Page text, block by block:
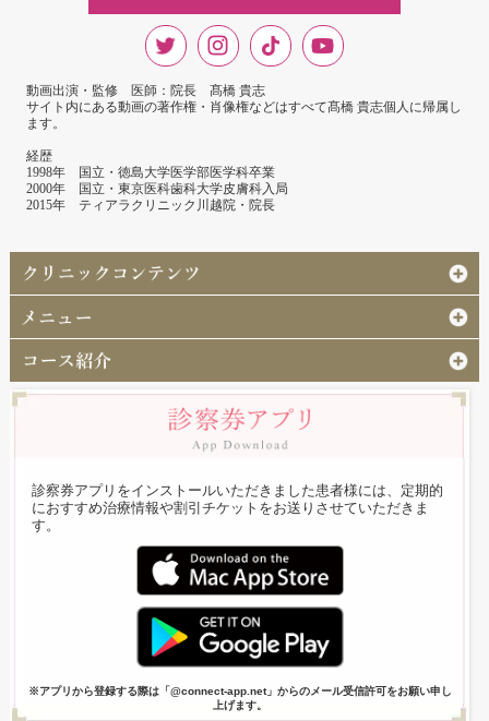
動画出演・監修 医師：院長 髙橋 貴志
サイト内にある動画の著作権・肖像権などはすべて髙橋 貴志個人に帰属し
ます。
経歴
1998年 国立・徳島大学医学部医学科卒業
2000年 国立・東京医科歯科大学皮膚科入局
2015年 ティアラクリニック川越院・院長
診察券アプリをインストールいただきました患者様には、定期的
におすすめ治療情報や割引チケットをお送りさせていただきま
す。
※アプリから登録する際は「@connect-app.net」からのメール受信許可をお願い申し
上げます。